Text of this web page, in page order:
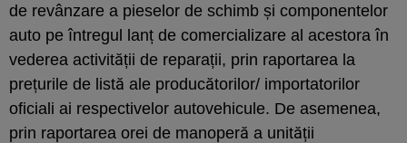
de revânzare a pieselor de schimb și componentelor
auto pe întregul lanț de comercializare al acestora în
vederea activității de reparații, prin raportarea la
prețurile de listă ale producătorilor/ importatorilor
oficiali ai respectivelor autovehicule. De asemenea,
prin raportarea orei de manoperă a unității